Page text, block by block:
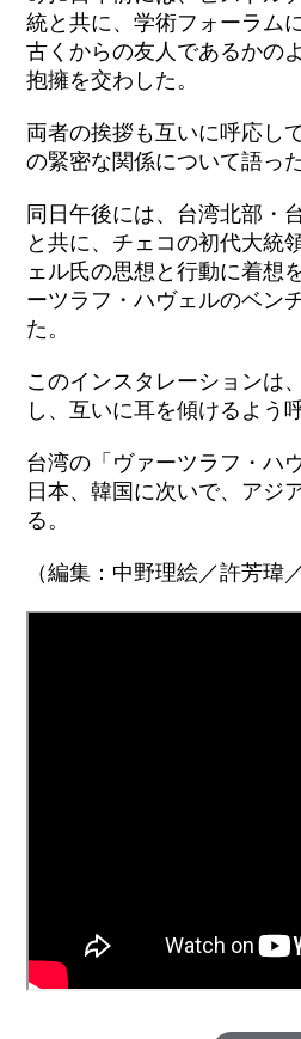
統と共に、学術フォーラム
古くからの友人であるかの
抱擁を交わした。
両者の挨拶も互いに呼応し
の緊密な関係について語った
同日午後には、台湾北部・
と共に、チェコの初代大統
ェル氏の思想と行動に着想
ーツラフ・ハヴェルのベン
た。
このインスタレーションは
し、互いに耳を傾けるよう
台湾の「ヴァーツラフ・ハ
日本、韓国に次いで、アジ
る。
（編集：中野理絵／許芳瑋